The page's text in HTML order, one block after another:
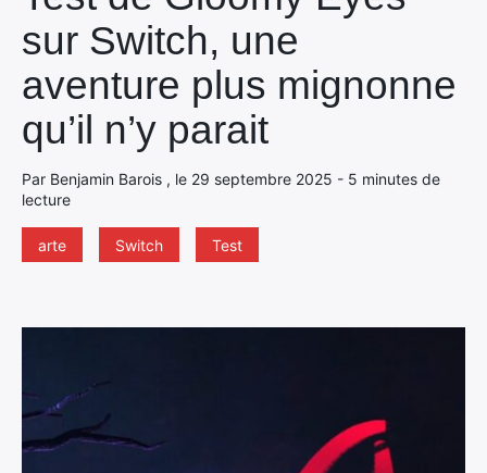
sur Switch, une
aventure plus mignonne
qu’il n’y parait
Par Benjamin Barois , le 29 septembre 2025 - 5 minutes de
lecture
arte Switch Test